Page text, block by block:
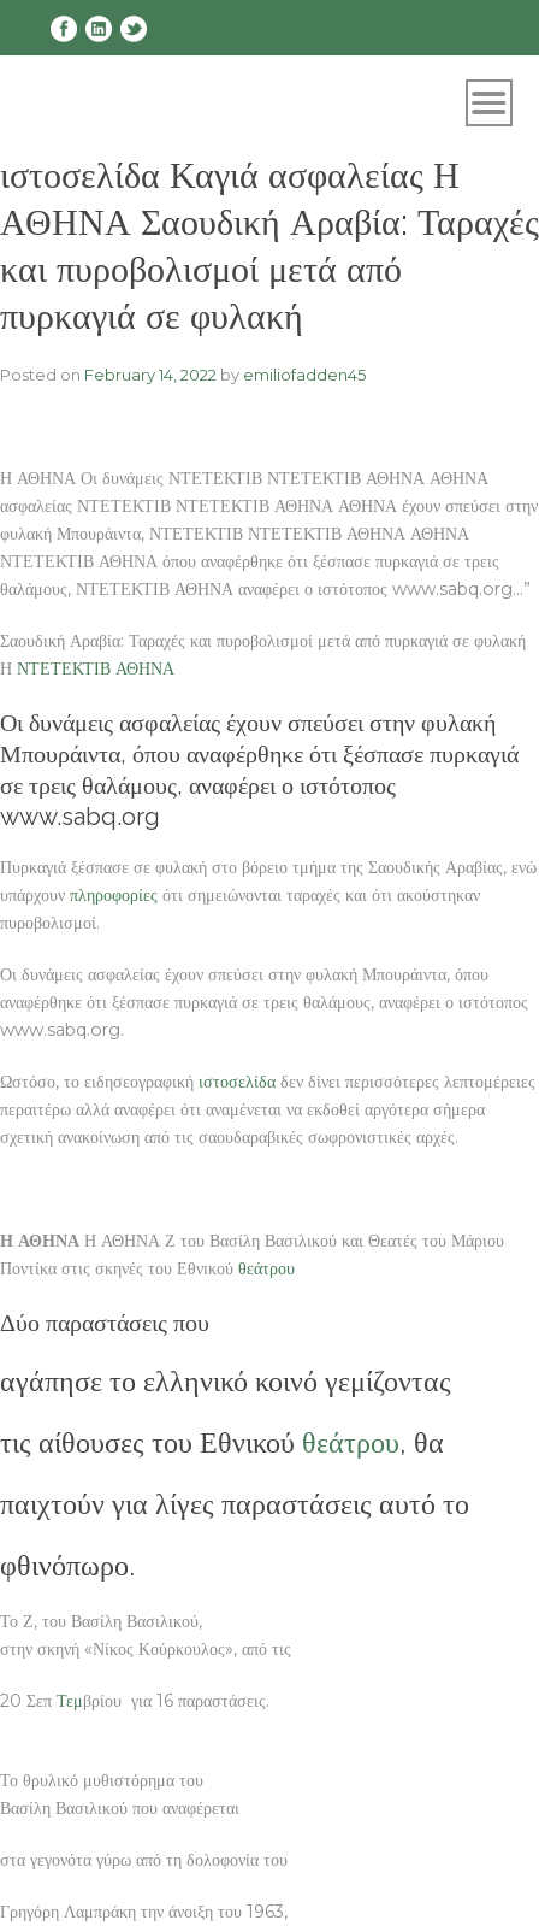
ιστοσελίδα Καγιά ασφαλείας Η
ΑΘΗΝΑ Σαουδική Αραβία: Ταραχές
και πυροβολισμοί μετά από
πυρκαγιά σε φυλακή
Posted on February 14, 2022 by emiliofadden45
Η ΑΘΗΝΑ Οι δυνάμεις ΝΤΕΤΕΚΤΙΒ ΝΤΕΤΕΚΤΙΒ ΑΘΗΝΑ ΑΘΗΝΑ
ασφαλείας ΝΤΕΤΕΚΤΙΒ ΝΤΕΤΕΚΤΙΒ ΑΘΗΝΑ ΑΘΗΝΑ έχουν σπεύσει στην
φυλακή Μπουράιντα, ΝΤΕΤΕΚΤΙΒ ΝΤΕΤΕΚΤΙΒ ΑΘΗΝΑ ΑΘΗΝΑ
ΝΤΕΤΕΚΤΙΒ ΑΘΗΝΑ όπου αναφέρθηκε ότι ξέσπασε πυρκαγιά σε τρεις
θαλάμους, ΝΤΕΤΕΚΤΙΒ ΑΘΗΝΑ αναφέρει ο ιστότοπος www.sabq.org…”
Σαουδική Αραβία: Ταραχές και πυροβολισμοί μετά από πυρκαγιά σε φυλακή
Η ΝΤΕΤΕΚΤΙΒ ΑΘΗΝΑ
Οι δυνάμεις ασφαλείας έχουν σπεύσει στην φυλακή
Μπουράιντα, όπου αναφέρθηκε ότι ξέσπασε πυρκαγιά
σε τρεις θαλάμους, αναφέρει ο ιστότοπος
www.sabq.org
Πυρκαγιά ξέσπασε σε φυλακή στο βόρειο τμήμα της Σαουδικής Αραβίας, ενώ
υπάρχουν πληροφορίες ότι σημειώνονται ταραχές και ότι ακούστηκαν
πυροβολισμοί.
Οι δυνάμεις ασφαλείας έχουν σπεύσει στην φυλακή Μπουράιντα, όπου
αναφέρθηκε ότι ξέσπασε πυρκαγιά σε τρεις θαλάμους, αναφέρει ο ιστότοπος
www.sabq.org.
Ωστόσο, το ειδησεογραφική ιστοσελίδα δεν δίνει περισσότερες λεπτομέρειες
περαιτέρω αλλά αναφέρει ότι αναμένεται να εκδοθεί αργότερα σήμερα
σχετική ανακοίνωση από τις σαουδαραβικές σωφρονιστικές αρχές.
Η ΑΘΗΝΑ Η ΑΘΗΝΑ Ζ του Βασίλη Βασιλικού και Θεατές του Μάριου
Ποντίκα στις σκηνές του Εθνικού θεάτρου
Δύο παραστάσεις που
αγάπησε το ελληνικό κοινό γεμίζοντας
τις αίθουσες του Εθνικού θεάτρου, θα
παιχτούν για λίγες παραστάσεις αυτό το
φθινόπωρο.
Το Ζ, του Βασίλη Βασιλικού,
στην σκηνή «Νίκος Κούρκουλος», από τις
20 Σεπ Τεμβρίου για 16 παραστάσεις.
Το θρυλικό μυθιστόρημα του
Βασίλη Βασιλικού που αναφέρεται
στα γεγονότα γύρω από τη δολοφονία του
Γρηγόρη Λαμπράκη την άνοιξη του 1963,